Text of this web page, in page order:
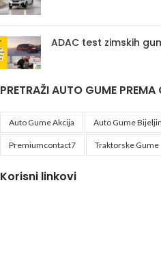
ADAC test zimskih
PRETRAŽI AUTO GUME
Auto Gume Akcija Auto Gume
Premiumcontact7 Traktorske Gume
Korisni linkovi